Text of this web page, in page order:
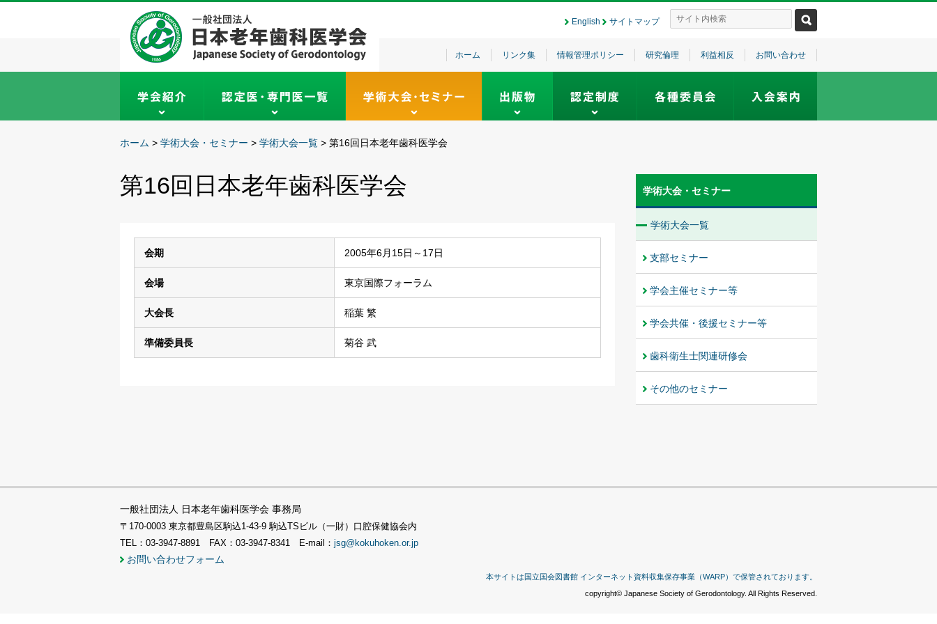
English サイトマップ
ホーム リンク集 情報管理ポリシー 研究倫理 利益相反 お問い合わせ
ホーム > 学術大会・セミナー > 学術大会一覧 > 第16回日本老年歯科医学会
第16回日本老年歯科医学会
会期 2005年6月15日～17日
会場 東京国際フォーラム
大会長 稲葉 繁
準備委員長 菊谷 武
学術大会・セミナー
学術大会一覧
支部セミナー
学会主催セミナー等
学会共催・後援セミナー等
歯科衛生士関連研修会
その他のセミナー
一般社団法人 日本老年歯科医学会 事務局
〒170-0003 東京都豊島区駒込1-43-9 駒込TSビル（一財）口腔保健協会内
TEL：03-3947-8891 FAX：03-3947-8341 E-mail： jsg@kokuhoken.or.jp
お問い合わせフォーム
本サイトは国立国会図書館 インターネット資料収集保存事業（WARP）で保管されております。
copyright© Japanese Society of Gerodontology. All Rights Reserved.